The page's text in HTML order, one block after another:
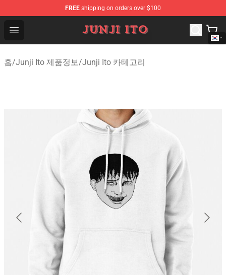
FREE shipping on orders over $100
Open menu
Junji Ito Store - Official Junji Ito Merchandise Shop
홈/Junji Ito 제품정보/Junji Ito 카테고리